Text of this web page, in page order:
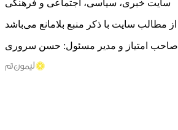
سایت خبری، سیاسی، اجتماعی و فرهنگی
صاحب امتیاز و مدیر مسئول: حسن سروری